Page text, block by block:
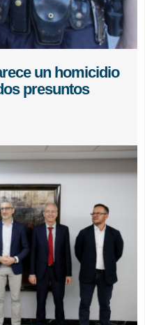
un homicidio
presuntos